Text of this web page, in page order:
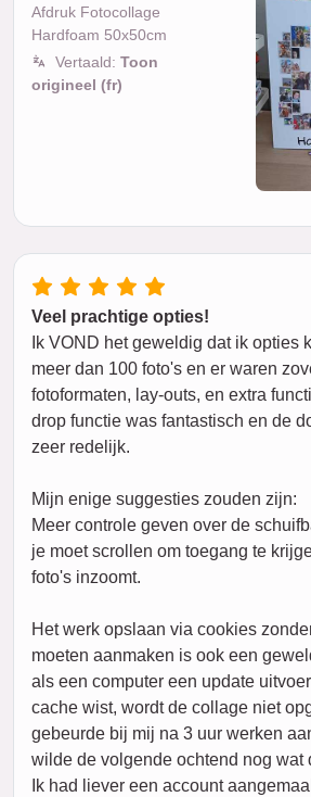
Afdruk Fotocollage
Hardfoam 50x50cm
Vertaald: Toon
origineel (fr)
Veel prachtige opties!
Ik VOND het geweldig dat ik opties
meer dan 100 foto's en er waren
fotoformaten, lay-outs, en extra
drop functie was fantastisch en de
zeer redelijk.
Mijn enige suggesties zouden zijn:
Meer controle geven over de
je moet scrollen om toegang te
foto's inzoomt.
Het werk opslaan via cookies
moeten aanmaken is ook een
als een computer een update
cache wist, wordt de collage niet
gebeurde bij mij na 3 uur werken
wilde de volgende ochtend nog wat
Ik had liever een account